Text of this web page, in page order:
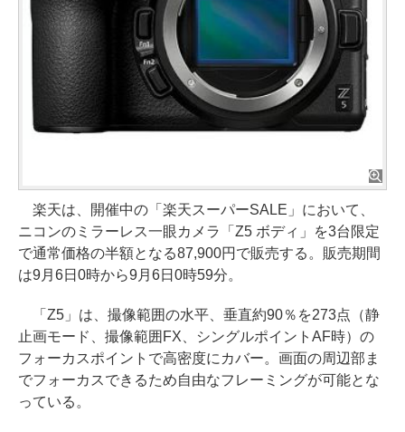
楽天は、開催中の「楽天スーパーSALE」において、
ニコンのミラーレス一眼カメラ「Z5 ボディ」を3台限定
で通常価格の半額となる87,900円で販売する。販売期間
は9月6日0時から9月6日0時59分。
「Z5」は、撮像範囲の水平、垂直約90％を273点（静
止画モード、撮像範囲FX、シングルポイントAF時）の
フォーカスポイントで高密度にカバー。画面の周辺部ま
でフォーカスできるため自由なフレーミングが可能とな
っている。